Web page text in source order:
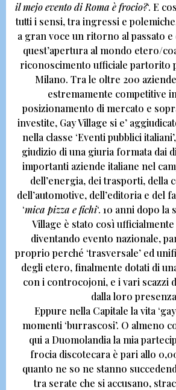
il mejo evento di Roma è frocio?‘. E
tutti i sensi, tra ingressi e
a gran voce un ritorno al passato e
quest’apertura al mondo etero/
riconoscimento ufficiale partorito
Milano. Tra le oltre 200
estremamente competitive
posizionamento di mercato e
investite, Gay Village si e’
nella classe ‘Eventi pubblici italiani’,
giudizio di una giuria formata dai
importanti aziende italiane nel
dell’energia, dei trasporti, della
dell’automotive, dell’editoria e del
‘mica pizza e fichi‘. 10 anni dopo la
Village è stato così ufficialmente
diventando evento nazionale,
proprio perché ‘trasversale’ ed
degli etero, finalmente dotati di
con i controcojoni, e i vari scazzi
dalla loro
Eppure nella Capitale la vita
momenti ‘burrascosi’. O almeno
qui a Duomolandia la mia
frocia discotecara è pari allo
quanto ne so ne stanno
tra serate che si accusano,